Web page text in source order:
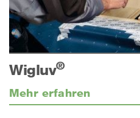
Wigluv®
Mehr erfahren